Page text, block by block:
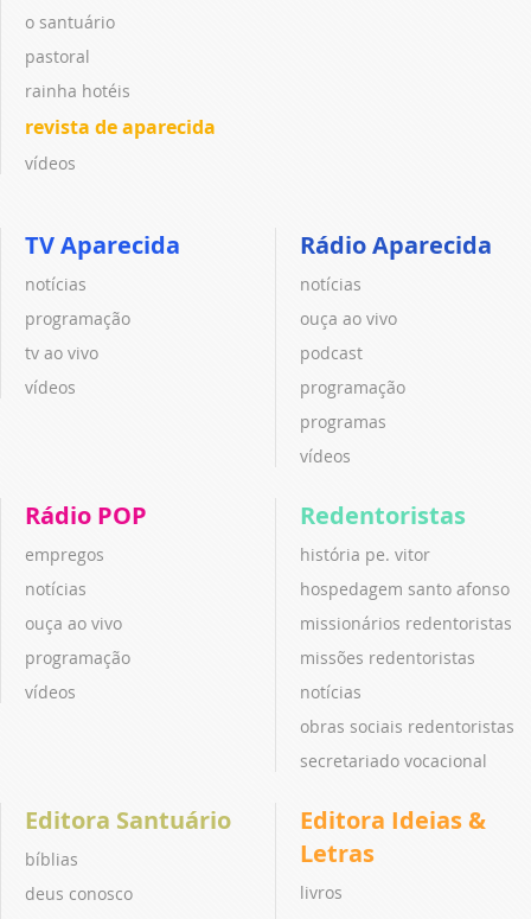
o santuário
pastoral
rainha hotéis
revista de aparecida
vídeos
TV Aparecida
notícias
programação
tv ao vivo
vídeos
Rádio Aparecida
notícias
ouça ao vivo
podcast
programação
programas
vídeos
Rádio POP
empregos
notícias
ouça ao vivo
programação
vídeos
Redentoristas
história pe. vitor
hospedagem santo afonso
missionários redentoristas
missões redentoristas
notícias
obras sociais redentoristas
secretariado vocacional
Editora Santuário
bíblias
deus conosco
Editora Ideias &
Letras
livros